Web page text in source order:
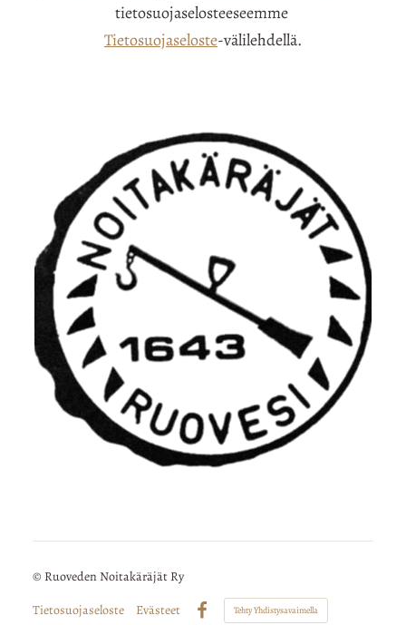
tietosuojaselosteeseemme
Tietosuojaseloste-välilehdellä.
© Ruoveden Noitakäräjät Ry
Tietosuojaseloste
Evästeet
Tehty Yhdistysavaimella